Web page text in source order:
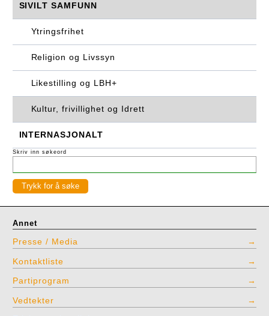
SIVILT SAMFUNN
Ytringsfrihet
Religion og Livssyn
Likestilling og LBH+
Kultur, frivillighet og Idrett
INTERNASJONALT
Skriv inn søkeord
Annet
Presse / Media
Kontaktliste
Partiprogram
Vedtekter